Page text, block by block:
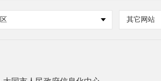
其它网站